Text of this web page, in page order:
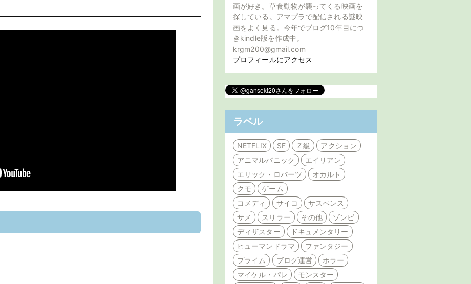
画が好き。草食動物が襲ってくる映画を
探している。アマプラで配信される謎映
画をよく見る。今年でブログ10年目につ
きkindle版を作成中。
krgm200@gmail.com
プロフィールにアクセス
ラベル
NETFLIX SF Ｚ級
アクション
アニマルパニック
エイリアン
エリック・ロバーツ
オカルト
クモ
ゲーム
コメディ
サイコ
サスペンス
サメ
スリラー その他
ゾンビ
ディザスター
ドキュメンタリー
ヒューマンドラマ
ファンタジー
プライム
ブログ運営
ホラー
マイケル・パレ
モンスター